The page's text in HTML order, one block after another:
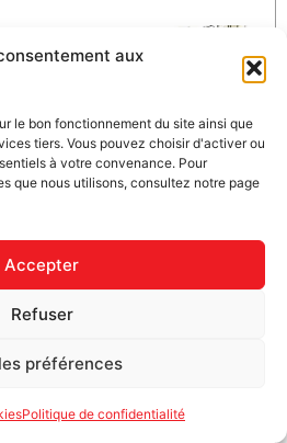
aux
le bon fonctionnement du site ainsi que
tiers. Vous pouvez choisir d'activer ou
à votre convenance. Pour
que nous utilisons, consultez notre page
Accepter
Refuser
préférences
Politique de confidentialité
plusieurs articles ont été
que Nestlé S.A.